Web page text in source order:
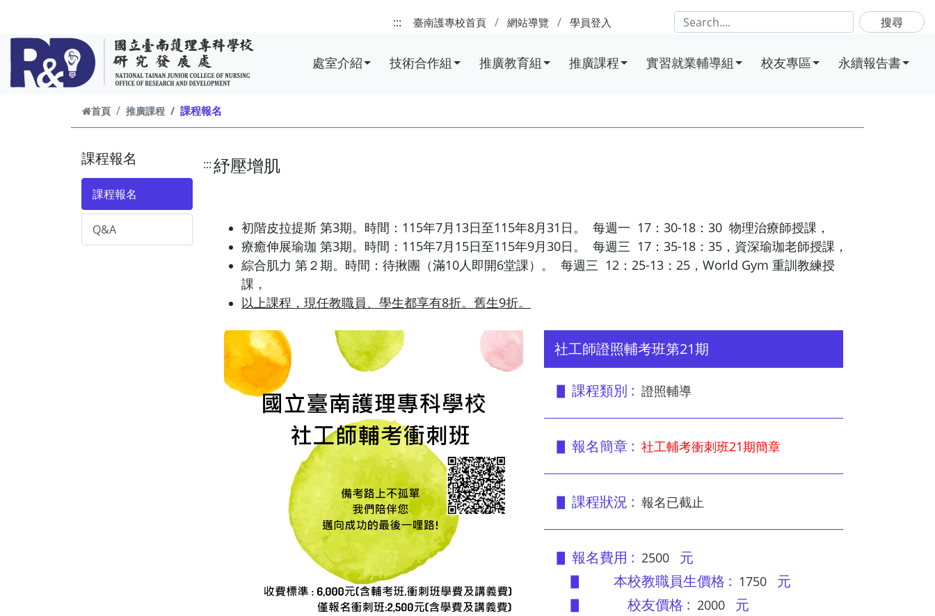
:::
臺南護專校首頁 網站導覽 學員登入 搜尋
處室介紹 技術合作組 推廣教育組 推廣課程 實習就業輔導組 校友專區 永續報告書
首頁 推廣課程 課程報名
課程報名
課程報名
Q&A
:::紓壓增肌
初階皮拉提斯 第3期。時間：115年7月13日至115年8月31日。 每週一 17：30-18：30 物理治療師授課，
療癒伸展瑜珈 第3期。時間：115年7月15日至115年9月30日。 每週三 17：35-18：35，資深瑜珈老師授課，
綜合肌力 第２期。時間：待揪團（滿10人即開6堂課）。 每週三 12：25-13：25，World Gym 重訓教練授
課，
以上課程，現任教職員、學生都享有8折。舊生9折。
社工師證照輔考班第21期
▋ 課程類別 : 證照輔導
▋ 報名簡章 : 社工輔考衝刺班21期簡章
▋ 課程狀況 : 報名已截止
▋ 報名費用 : 2500
元
▋ 本校教職員生價格 : 1750
元
▋ 校友價格 : 2000
元